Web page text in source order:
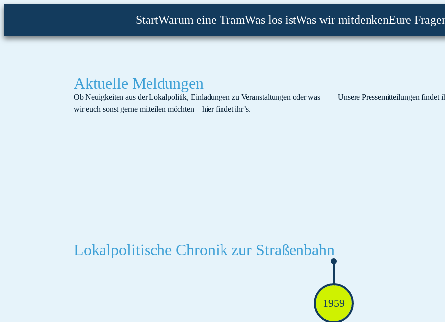
StartWarum eine TramWas los istWas wir mitdenkenEure
Aktuelle Meldungen
Ob Neuigkeiten aus der Lokalpolitik, Einladungen zu Veranstaltungen oder was
wir euch sonst gerne mitteilen möchten – hier findet ihr’s.
Unsere Pressemitteilungen findet
Lokalpolitische Chronik zur Straßenbahn
1959